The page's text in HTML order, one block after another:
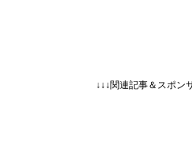
↓↓↓関連記事＆スポン